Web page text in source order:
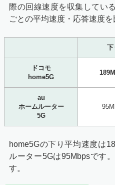
際の回線速度を収集してい
ごとの平均速度・応答速度を
下
ドコモ
home5G
au
ホームルーター
5G
home5Gの下り平均速度は
ルーター5Gは95Mbpsです
す。